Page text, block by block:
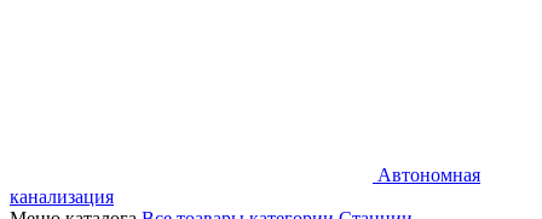
Автономная
канализация